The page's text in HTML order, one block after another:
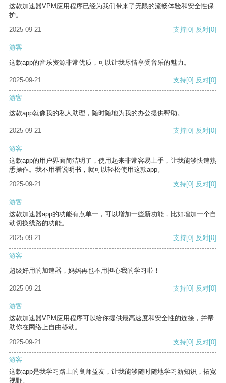
这款加速器VPM应用程序已经为我们带来了无限的流畅体验和安全性保
护。
2025-09-21
支持[0] 反对[0]
游客
这款app的音乐资源非常优质，可以让我尽情享受音乐的魅力。
2025-09-21 支持[0] 反对[0]
游客
这款app就像我的私人助理，随时随地为我的办公提供帮助。
2025-09-21 支持[0] 反对[0]
游客
这款app的用户界面简洁明了，使用起来非常容易上手，让我能够快速熟
悉操作。我不用看说明书，就可以轻松使用这款app。
2025-09-21
支持[0] 反对[0]
游客
这款加速器app的功能有点单一，可以增加一些新功能，比如增加一个自
动切换线路的功能。
2025-09-21
支持[0] 反对[0]
游客
超级好用的加速器，妈妈再也不用担心我的学习啦！
2025-09-21 支持[0] 反对[0]
游客
这款加速器VPM应用程序可以给你提供最高速度和安全性的连接，并帮
助你在网络上自由移动。
2025-09-21
支持[0] 反对[0]
游客
这款app是我学习路上的良师益友，让我能够随时随地学习新知识，拓宽
视野。